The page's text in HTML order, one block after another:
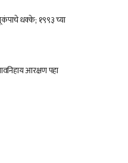
धक्के; १९९३ च्या
आरक्षण पहा